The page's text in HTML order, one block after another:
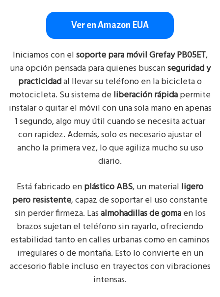
Ver en Amazon EUA
Iniciamos con elsoporte para móvil Grefay PB05ET,
una opción pensada para quienes buscanseguridad y
practicidadal llevar su teléfono en la bicicleta o
motocicleta. Su sistema de liberación rápidapermite
instalar o quitar el móvil con una sola mano en apenas
1 segundo, algo muy útil cuando se necesita actuar
con rapidez. Además, solo es necesario ajustar el
ancho la primera vez, lo que agiliza mucho su uso
diario.
Está fabricado enplástico ABS, un material ligero
pero resistente, capaz de soportar el uso constante
sin perder firmeza. Lasalmohadillas de gomaen los
brazos sujetan el teléfono sin rayarlo, ofreciendo
estabilidad tanto en calles urbanas como en caminos
irregulares o de montaña. Esto lo convierte en un
accesorio fiable incluso en trayectos con vibraciones
intensas.